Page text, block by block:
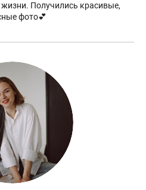
Получились красивые,
фото💕